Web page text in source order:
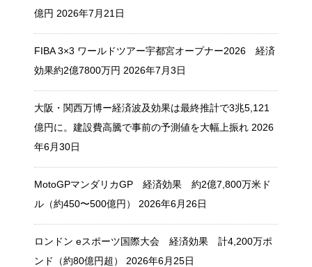
億円 2026年7月21日
FIBA 3×3 ワールドツアー宇都宮オープナー2026 経済
効果約2億7800万円 2026年7月3日
大阪・関西万博ー経済波及効果は最終推計で3兆5,121
億円に。建設費高騰で事前の予測値を大幅上振れ 2026
年6月30日
MotoGPマンダリカGP 経済効果 約2億7,800万米ド
ル（約450〜500億円）
2026年6月26日
ロンドン eスポーツ国際大会 経済効果 計4,200万ポ
ンド（約80億円超）
2026年6月25日